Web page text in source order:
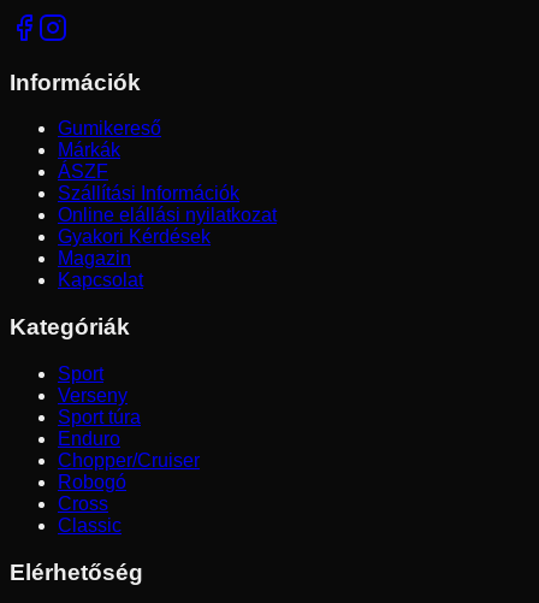
Információk
Gumikereső
Márkák
ÁSZF
Szállítási Információk
Online elállási nyilatkozat
Gyakori Kérdések
Magazin
Kapcsolat
Kategóriák
Sport
Verseny
Sport túra
Enduro
Chopper/Cruiser
Robogó
Cross
Classic
Elérhetőség